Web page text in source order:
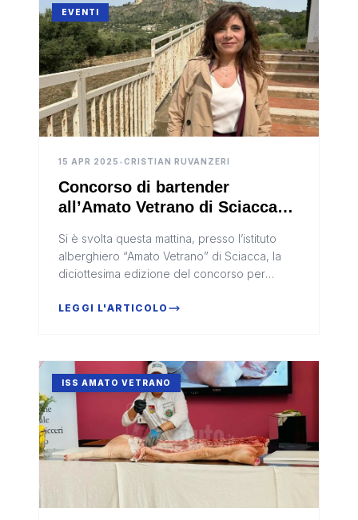
EVENTI
15 APR 2025 •CRISTIAN RUVANZERI
Concorso di bartender
all’Amato Vetrano di Sciacca
Si è svolta questa mattina, presso l’istituto
alberghiero “Amato Vetrano” di Sciacca, la
diciottesima edizione del concorso per
LEGGI L'ARTICOLO
ISS AMATO VETRANO